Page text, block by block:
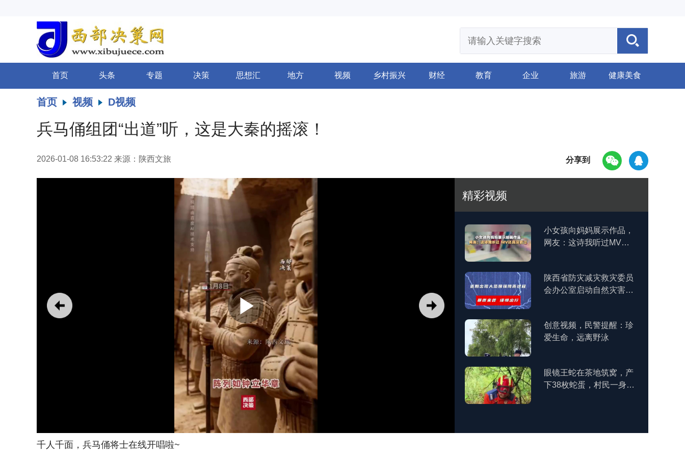
首页 头条 专题 决策 思想汇 地方 视频 乡村振兴 财经 教育 企业 旅游 健康美食
首页 视频 D视频
兵马俑组团“出道”听，这是大秦的摇滚！
2026-01-08 16:53:22 来源：陕西文旅 分享到
精彩视频
小女孩向妈妈展示作品，
网友：这诗我听过MV还
陕西省防灾减灾救灾委员
会办公室启动自然灾害救
创意视频，民警提醒：珍
爱生命，远离野泳
眼镜王蛇在茶地筑窝，产
下38枚蛇蛋，村民一身冷
度！3名重庆小学生，打
千人千面，兵马俑将士在线开唱啦~